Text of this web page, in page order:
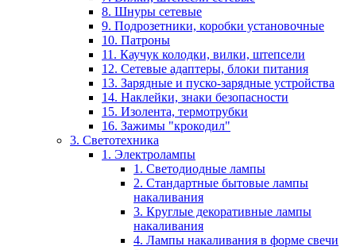
8. Шнуры сетевые
9. Подрозетники, коробки установочные
10. Патроны
11. Каучук колодки, вилки, штепсели
12. Сетевые адаптеры, блоки питания
13. Зарядные и пуско-зарядные устройства
14. Наклейки, знаки безопасности
15. Изолента, термотрубки
16. Зажимы "крокодил"
3. Светотехника
1. Электролампы
1. Светодиодные лампы
2. Стандартные бытовые лампы
накаливания
3. Круглые декоративные лампы
накаливания
4. Лампы накаливания в форме свечи